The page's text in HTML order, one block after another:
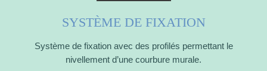
SYSTÈME DE FIXATION
Système de fixation avec des profilés permettant le
nivellement d’une courbure murale.